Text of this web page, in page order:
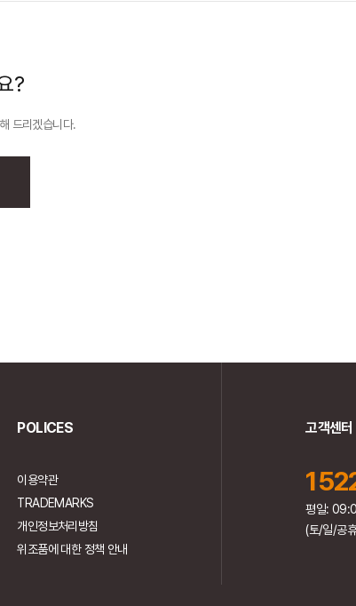
?
드리겠습니다.
POLICES
이용약관
TRADEMARKS
개인정보처리방침
위조품에 대한 정책 안내
고객센터
평일:
(토/일/공